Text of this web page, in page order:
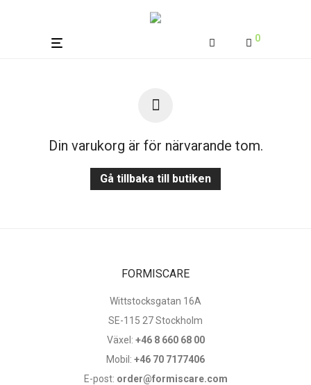
0
Din varukorg är för närvarande tom.
Gå tillbaka till butiken
FORMISCARE
Wittstocksgatan 16A
SE-115 27 Stockholm
Växel: +46 8 660 68 00
Mobil: +46 70 7177406
E-post: order@formiscare.com